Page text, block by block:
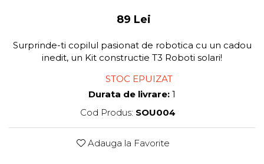
89 Lei
Surprinde-ti copilul pasionat de robotica cu un cadou
inedit, un Kit constructie T3 Roboti solari!
STOC EPUIZAT
Durata de livrare: 1
Cod Produs: SOU004
Adauga la Favorite